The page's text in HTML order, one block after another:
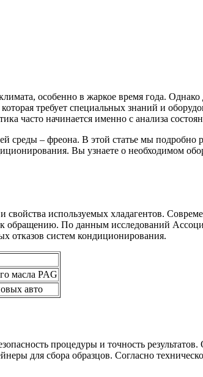
особенно в жаркое время года. Однако
требует специальных знаний и
часто начинается именно с анализа
среды – фреона. В этой статье мы подробно
Вы узнаете о необходимом
используемых хладагентов.
обращению. По данным исследований
отказов систем кондиционирования.
масла PAG
авто
процедуры и точность
для сбора образцов. Согласно